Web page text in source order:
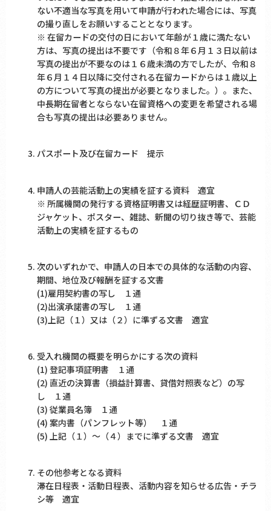
ない不適当な写真を用いて申請が行われた場合には、写真
の撮り直しをお願いすることとなります。
※ 在留カードの交付の日において年齢が１歳に満たない
方は、写真の提出は不要です（令和８年６月１３日以前は
写真の提出が不要なのは１６歳未満の方でしたが、令和８
年６月１４日以降に交付される在留カードからは１歳以上
の方について写真の提出が必要となりました。）。また、
中長期在留者とならない在留資格への変更を希望される場
合も写真の提出は必要ありません。
パスポート及び在留カード 提示
申請人の芸能活動上の実績を証する資料 適宜
※ 所属機関の発行する資格証明書又は経歴証明書、ＣＤ
ジャケット、ポスター、雑誌、新聞の切り抜き等で、芸能
活動上の実績を証するもの
次のいずれかで、申請人の日本での具体的な活動の内容、
期間、地位及び報酬を証する文書
(1)雇用契約書の写し １通
(2)出演承諾書の写し １通
(3)上記（１）又は（２）に準ずる文書 適宜
受入れ機関の概要を明らかにする次の資料
(1) 登記事項証明書 １通
(2) 直近の決算書（損益計算書、貸借対照表など）の写
し １通
(3) 従業員名簿 １通
(4) 案内書（パンフレット等） １通
(5) 上記（１）～（４）までに準ずる文書 適宜
その他参考となる資料
滞在日程表・活動日程表、活動内容を知らせる広告・チラ
シ等 適宜